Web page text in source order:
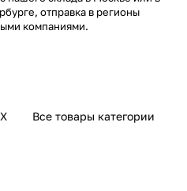
отправка в регионы
компаниями.
Все товары категории